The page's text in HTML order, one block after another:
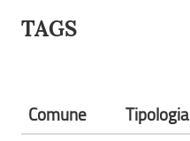
TAGS
Comune Tipologia